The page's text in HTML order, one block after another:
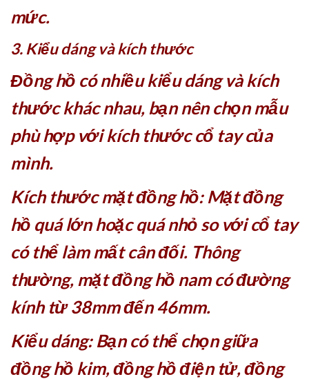
mức.
3. Kiểu dáng và kích thước
Đồng hồ có nhiều kiểu dáng và kích
thước khác nhau, bạn nên chọn mẫu
phù hợp với kích thước cổ tay của
mình.
Kích thước mặt đồng hồ: Mặt đồng
hồ quá lớn hoặc quá nhỏ so với cổ tay
có thể làm mất cân đối. Thông
thường, mặt đồng hồ nam có đường
kính từ 38mm đến 46mm.
Kiểu dáng: Bạn có thể chọn giữa
đồng hồ kim, đồng hồ điện tử, đồng